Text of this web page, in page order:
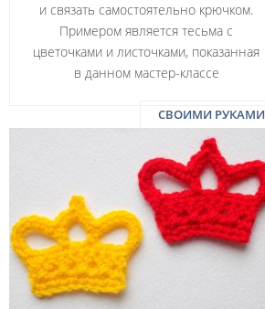
и связать самостоятельно крючком.
Примером является тесьма с
цветочками и листочками, показанная
в данном мастер-классе
СВОИМИ РУКАМИ